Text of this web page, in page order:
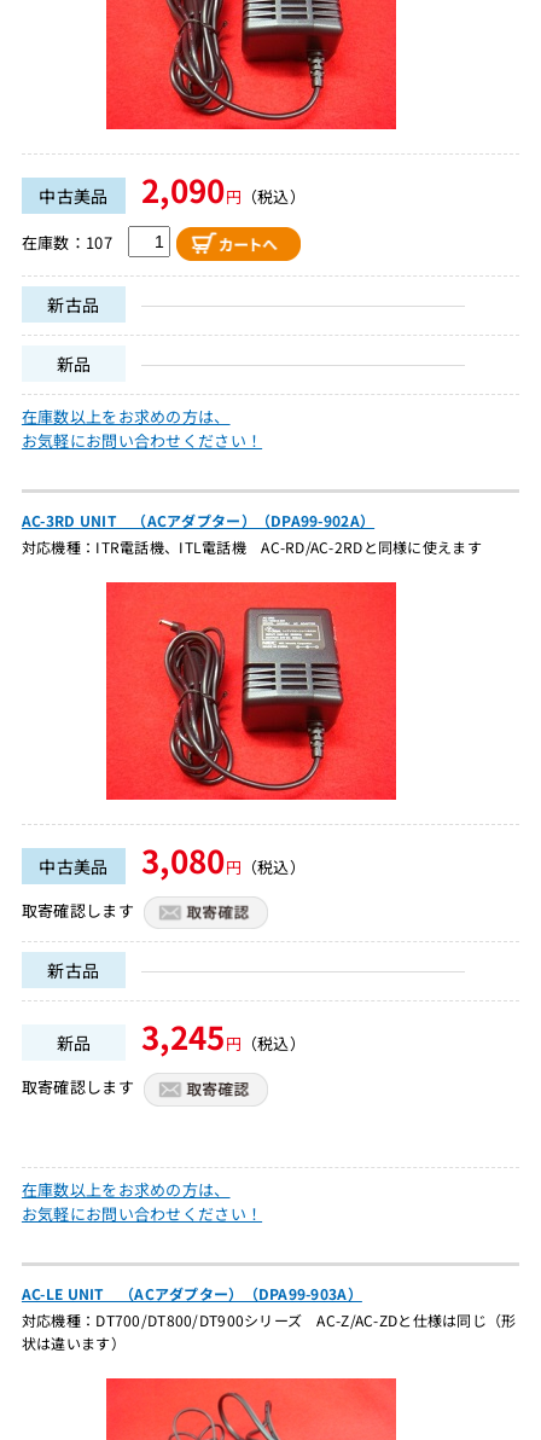
中古美品 2,090円 （税込）
在庫数：107
新古品
新品
在庫数以上をお求めの方は、
お気軽にお問い合わせください！
AC-3RD UNIT （ACアダプター）（DPA99-902A）
対応機種：ITR電話機、ITL電話機 AC-RD/AC-2RDと同様に使えます
中古美品 3,080円 （税込）
取寄確認します
新古品
新品 3,245円 （税込）
取寄確認します
在庫数以上をお求めの方は、
お気軽にお問い合わせください！
AC-LE UNIT （ACアダプター）（DPA99-903A）
対応機種：DT700/DT800/DT900シリーズ AC-Z/AC-ZDと仕様は同じ（形
状は違います）